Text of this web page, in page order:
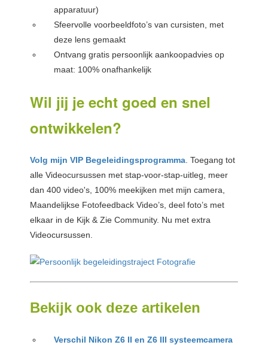
apparatuur)
Sfeervolle voorbeeldfoto’s van cursisten, met
deze lens gemaakt
Ontvang gratis persoonlijk aankoopadvies op
maat: 100% onafhankelijk
Wil jij je echt goed en snel
ontwikkelen?
Volg mijn VIP Begeleidingsprogramma . Toegang tot
alle Videocursussen met stap-voor-stap-uitleg, meer
dan 400 video's, 100% meekijken met mijn camera,
Maandelijkse Fotofeedback Video’s, deel foto’s met
elkaar in de Kijk & Zie Community. Nu met extra
Videocursussen.
Bekijk ook deze artikelen
Verschil Nikon Z6 II en Z6 III systeemcamera